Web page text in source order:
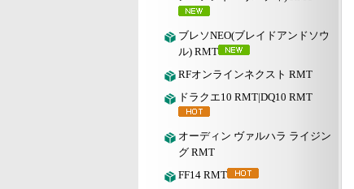
ブレソNEO(ブレイドアンドソウ
ル) RMT
RFオンラインネクスト RMT
ドラクエ10 RMT|DQ10 RMT
オーディン ヴァルハラ ライジン
グ RMT
FF14 RMT